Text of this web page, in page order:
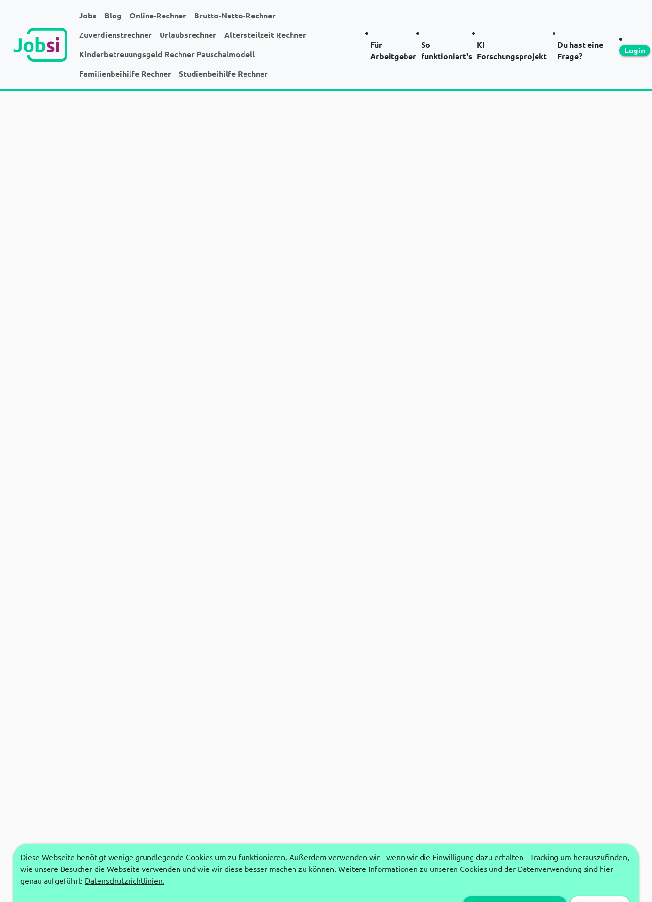
Jobs Blog Online-Rechner
Brutto-Netto-Rechner
Zuverdienstrechner
Urlaubsrechner
Altersteilzeit Rechner
Kinderbetreuungsgeld Rechner Pauschalmodell
Familienbeihilfe Rechner
Studienbeihilfe Rechner
Für
Arbeitgeber
So
funktioniert's
KI
Forschungsprojekt
Du hast eine
Frage?
Login
Diese Webseite benötigt wenige grundlegende Cookies um zu funktionieren. Außerdem verwenden wir - wenn wir die Einwilligung dazu erhalten - Tracking um herauszufinden,
wie unsere Besucher die Webseite verwenden und wie wir diese besser machen zu können. Weitere Informationen zu unseren Cookies und der Datenverwendung sind hier
genau aufgeführt: Datenschutzrichtlinien.